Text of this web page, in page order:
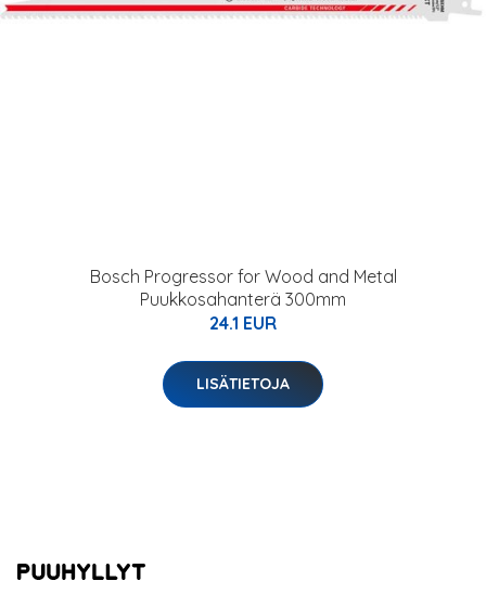
Bosch Progressor for Wood and Metal
Puukkosahanterä 300mm
24.1 EUR
LISÄTIETOJA